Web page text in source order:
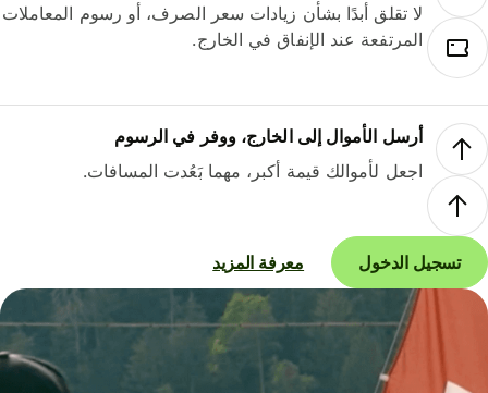
لا تقلق أبدًا بشأن زيادات سعر الصرف، أو رسوم المعاملات
المرتفعة عند الإنفاق في الخارج.
أرسل الأموال إلى الخارج، ووفر في الرسوم
اجعل لأموالك قيمة أكبر، مهما بَعُدت المسافات.
تسجيل الدخول معرفة المزيد